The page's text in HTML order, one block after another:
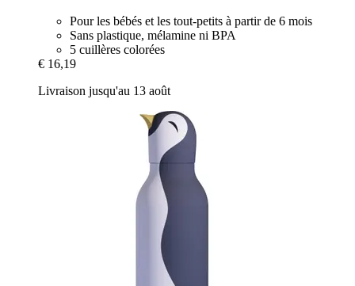
Pour les bébés et les tout-petits à partir de 6 mois
Sans plastique, mélamine ni BPA
5 cuillères colorées
€ 16,19
Livraison jusqu'au 13 août